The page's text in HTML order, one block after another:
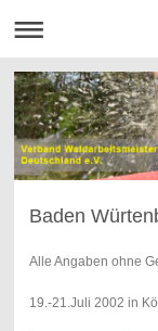
Baden
Alle Angaben ohne
19.-21.Juli 2002 in